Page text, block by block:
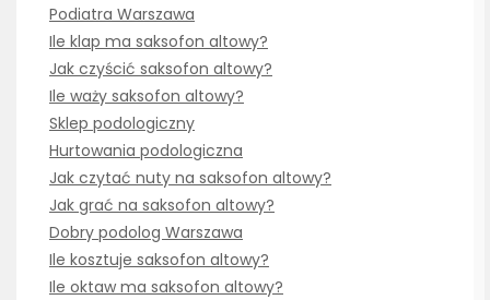
Podiatra Warszawa
Ile klap ma saksofon altowy?
Jak czyścić saksofon altowy?
Ile waży saksofon altowy?
Sklep podologiczny
Hurtowania podologiczna
Jak czytać nuty na saksofon altowy?
Jak grać na saksofon altowy?
Dobry podolog Warszawa
Ile kosztuje saksofon altowy?
Ile oktaw ma saksofon altowy?